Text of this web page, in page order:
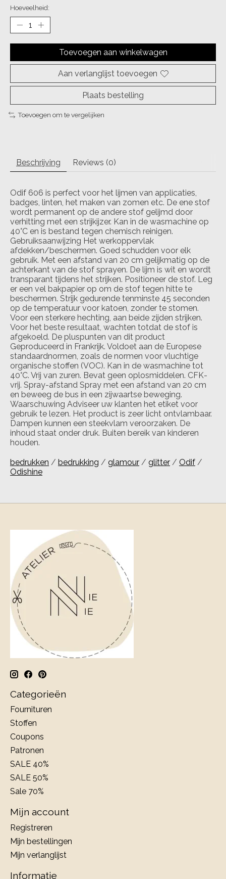
Hoeveelheid:
Toevoegen aan winkelwagen
Aan verlanglijst toevoegen
Plaats bestelling
Toevoegen om te vergelijken
Beschrijving Reviews (0)
Odif 606 is perfect voor het lijmen van applicaties,
badges, linten, het maken van zomen etc. De ene stof
wordt permanent op de andere stof gelijmd door
verhitting met een strijkijzer. Kan in de wasmachine op
40°C en is bestand tegen chemisch reinigen.
Gebruiksaanwijzing Het werkoppervlak
afdekken/beschermen. Goed schudden voor elk
gebruik. Met een afstand van 20 cm gelijkmatig op de
achterkant van de stof sprayen. De lijm is wit en wordt
transparant tijdens het strijken. Positioneer de stof. Leg
er een vel bakpapier op om de stof tegen hitte te
beschermen. Strijk gedurende tenminste 45 seconden
op de temperatuur voor katoen, zonder te stomen.
Voor een sterkere hechting, aan beide zijden strijken.
Voor het beste resultaat, wachten totdat de stof is
afgekoeld. De pluspunten van dit product
Geproduceerd in Frankrijk. Voldoet aan de Europese
standaardnormen, zoals de normen voor vluchtige
organische stoffen (VOC). Kan in de wasmachine tot
40°C. Vrij van zuren. Bevat geen oplosmiddelen. CFK-
vrij. Spray-afstand Spray met een afstand van 20 cm
en beweeg de bus in een zijwaartse beweging.
Waarschuwing Adviseer uw klanten het etiket voor
gebruik te lezen. Het product is zeer licht ontvlambaar.
Dampen kunnen een steekvlam veroorzaken. De
inhoud staat onder druk. Buiten bereik van kinderen
houden.
bedrukken / bedrukking / glamour / glitter / Odif /
Odishine
Categorieën
Fournituren
Stoffen
Coupons
Patronen
SALE 40%
SALE 50%
Sale 70%
Mijn account
Registreren
Mijn bestellingen
Mijn verlanglijst
Informatie